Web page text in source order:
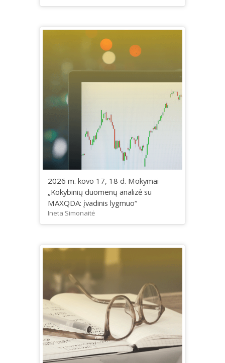
2026 m. kovo 17, 18 d. Mokymai
„Kokybinių duomenų analizė su
MAXQDA: įvadinis lygmuo“
Ineta Simonaitė